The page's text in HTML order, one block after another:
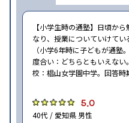
【小学生時の通塾】日頃か
なり、授業についていけてい
（小学6年時に子どもが通塾
度合い：どちらともいえない
校：椙山女学園中学。回答時
5.0
40代 / 愛知県 男性